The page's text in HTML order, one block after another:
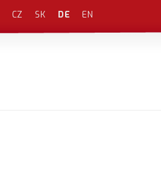
CZ SK DE EN